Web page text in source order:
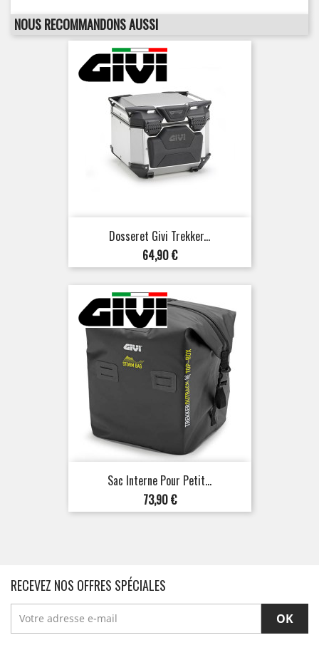
NOUS RECOMMANDONS AUSSI
Dosseret Givi Trekker...
Prix
64,90 €
Sac Interne Pour Petit...
Prix
73,90 €
RECEVEZ NOS OFFRES SPÉCIALES